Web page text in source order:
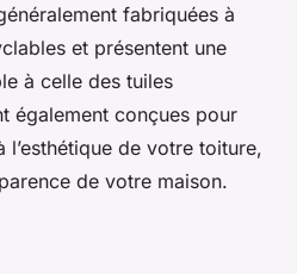
fabriquées à
et présentent une
à celle des tuiles
également conçues pour
l’esthétique de votre toiture,
de votre maison.